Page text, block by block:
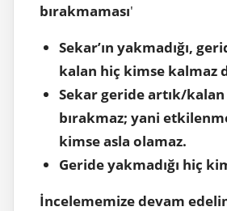
bırakmaması'
Sekar’ın yakmadığı,
kalan hiç kimse kalmaz
Sekargeride artık/kalan
bırakmaz; yani
kimse asla olamaz.
Geride yakmadığı hiç
İncelememize devam